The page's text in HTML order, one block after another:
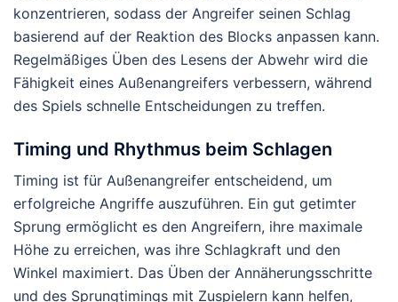
konzentrieren, sodass der Angreifer seinen Schlag
basierend auf der Reaktion des Blocks anpassen kann.
Regelmäßiges Üben des Lesens der Abwehr wird die
Fähigkeit eines Außenangreifers verbessern, während
des Spiels schnelle Entscheidungen zu treffen.
Timing und Rhythmus beim Schlagen
Timing ist für Außenangreifer entscheidend, um
erfolgreiche Angriffe auszuführen. Ein gut getimter
Sprung ermöglicht es den Angreifern, ihre maximale
Höhe zu erreichen, was ihre Schlagkraft und den
Winkel maximiert. Das Üben der Annäherungsschritte
und des Sprungtimings mit Zuspielern kann helfen,